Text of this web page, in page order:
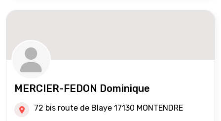
MERCIER-FEDON Dominique
72 bis route de Blaye 17130 MONTENDRE